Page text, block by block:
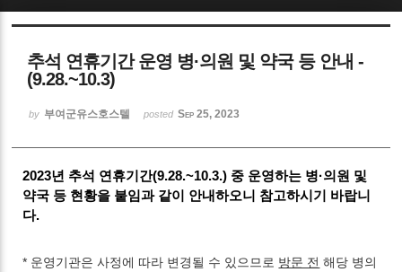
추석 연휴기간 운영 병·의원 및 약국 등 안내 -
(9.28.~10.3)
by 부여군유스호스텔 posted Sep 25, 2023
2023년 추석 연휴기간(9.28.~10.3.) 중 운영하는 병·의원 및
약국 등 현황을 붙임과 같이 안내하오니 참고하시기 바랍니
다.
* 운영기관은 사정에 따라 변경될 수 있으므로 방문 전 해당 병의
Sketchbook5, 스케치북5
Sketchbook5, 스케치북5